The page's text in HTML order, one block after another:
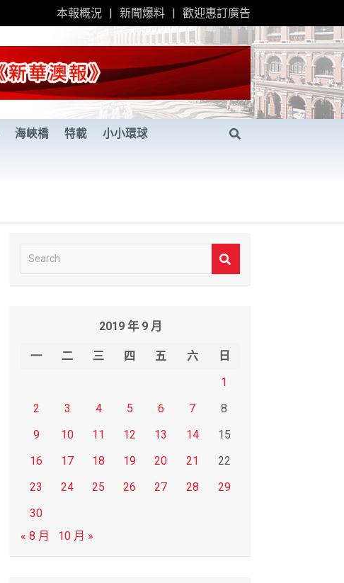
本報概況 新聞爆料 歡迎惠訂廣告
海峽橋 特載 小小環球
e
2019 年 9 月
一 二 三 四 五 六
日
1
2
3 4 5 6 7
8
9
10 11 12 13 14
15
16
17 18 19 20 21
22
23
24 25 26 27 28
29
30
« 8 月
10 月 »